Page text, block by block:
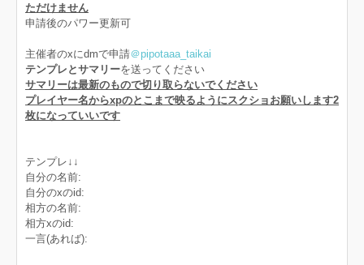
ただけません
申請後のパワー更新可
主催者のxにdmで申請＠pipotaaa_taikai
テンプレとサマリーを送ってください
サマリーは最新のもので切り取らないでください
プレイヤー名からxpのとこまで映るようにスクショお願いします2
枚になっていいです
テンプレ↓↓
自分の名前:
自分のxのid:
相方の名前:
相方xのid:
一言(あれば):